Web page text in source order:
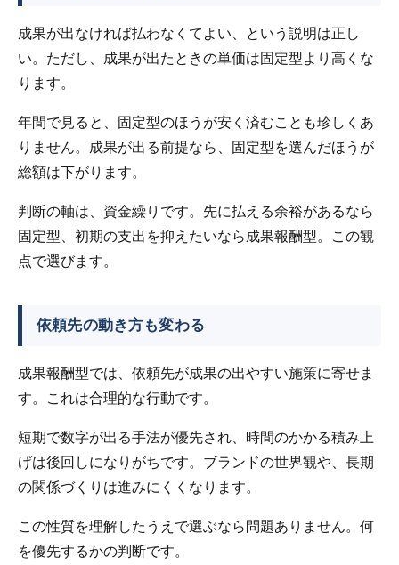
成果が出なければ払わなくてよい、という説明は正し
い。ただし、成果が出たときの単価は固定型より高くな
ります。
年間で見ると、固定型のほうが安く済むことも珍しくあ
りません。成果が出る前提なら、固定型を選んだほうが
総額は下がります。
判断の軸は、資金繰りです。先に払える余裕があるなら
固定型、初期の支出を抑えたいなら成果報酬型。この観
点で選びます。
依頼先の動き方も変わる
成果報酬型では、依頼先が成果の出やすい施策に寄せま
す。これは合理的な行動です。
短期で数字が出る手法が優先され、時間のかかる積み上
げは後回しになりがちです。ブランドの世界観や、長期
の関係づくりは進みにくくなります。
この性質を理解したうえで選ぶなら問題ありません。何
を優先するかの判断です。